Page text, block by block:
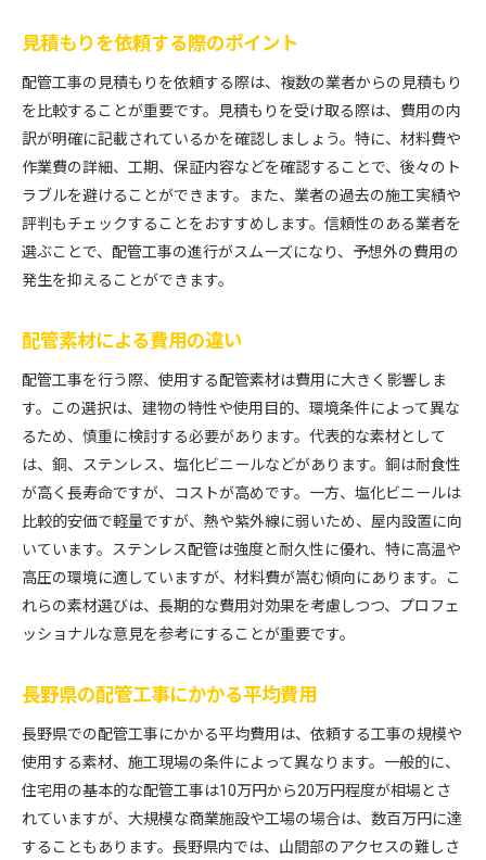
スト
長野県での配管工事の成功例を参考にする
配管工事の費用削減を実現する方法
技術者が教える工事費用の無駄を省くコツ
効率的な施工でコストを抑えるためのヒント
配管工事の現場で実践される費用削減技術
長野県での実際の配管工事費用を下げた事例
高品質な配管工事の裏にある事前加工の重要性
事前加工がもたらす配管工事の質向上
長野県の配管工事現場での事前加工のメリット
事前加工により施工品質が向上する理由
配管工事の事前加工と安全対策の関係性
事前加工を活用した配管工事の効率化
配管工事の費用を抑えるための地域別比較ポイント
長野県内での地域別配管工事費用の違い
地域ごとの施工業者選びのポイント
地域別配管工事費用を比較する際の注意点
配管工事の費用を抑えるための地域特性の理解
安心して依頼できる配管工事業者の見分け方
見積もりを依頼する際のポイント
配管工事の見積もりを依頼する際は、複数の業者からの見積もり
を比較することが重要です。見積もりを受け取る際は、費用の内
訳が明確に記載されているかを確認しましょう。特に、材料費や
作業費の詳細、工期、保証内容などを確認することで、後々のト
ラブルを避けることができます。また、業者の過去の施工実績や
評判もチェックすることをおすすめします。信頼性のある業者を
選ぶことで、配管工事の進行がスムーズになり、予想外の費用の
発生を抑えることができます。
配管素材による費用の違い
配管工事を行う際、使用する配管素材は費用に大きく影響しま
す。この選択は、建物の特性や使用目的、環境条件によって異な
るため、慎重に検討する必要があります。代表的な素材として
は、銅、ステンレス、塩化ビニールなどがあります。銅は耐食性
が高く長寿命ですが、コストが高めです。一方、塩化ビニールは
比較的安価で軽量ですが、熱や紫外線に弱いため、屋内設置に向
いています。ステンレス配管は強度と耐久性に優れ、特に高温や
高圧の環境に適していますが、材料費が嵩む傾向にあります。こ
れらの素材選びは、長期的な費用対効果を考慮しつつ、プロフェ
ッショナルな意見を参考にすることが重要です。
長野県の配管工事にかかる平均費用
長野県での配管工事にかかる平均費用は、依頼する工事の規模や
使用する素材、施工現場の条件によって異なります。一般的に、
住宅用の基本的な配管工事は10万円から20万円程度が相場とさ
れていますが、大規模な商業施設や工場の場合は、数百万円に達
することもあります。長野県内では、山間部のアクセスの難しさ